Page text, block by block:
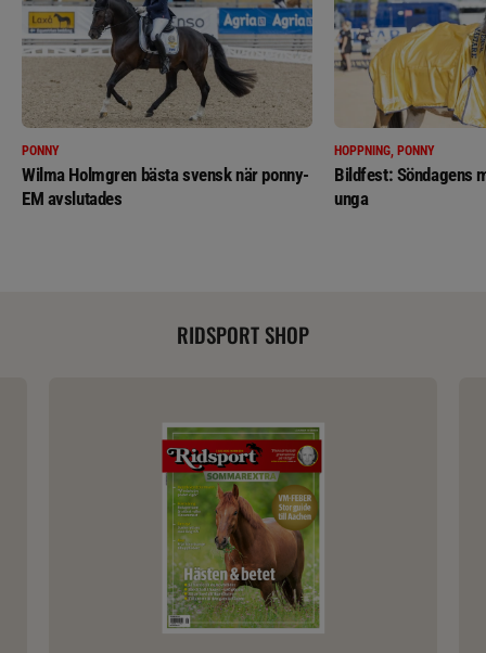
PONNY
Wilma Holmgren bästa svensk när ponny-
EM avslutades
HOPPNING, PONNY
Bildfest: Söndagens
unga
RIDSPORT SHOP